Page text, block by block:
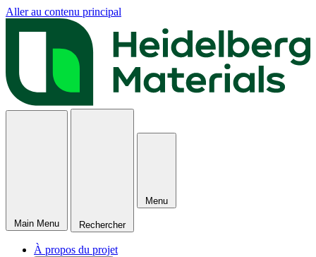
Aller au contenu principal
Main Menu Rechercher
Menu
À propos du projet